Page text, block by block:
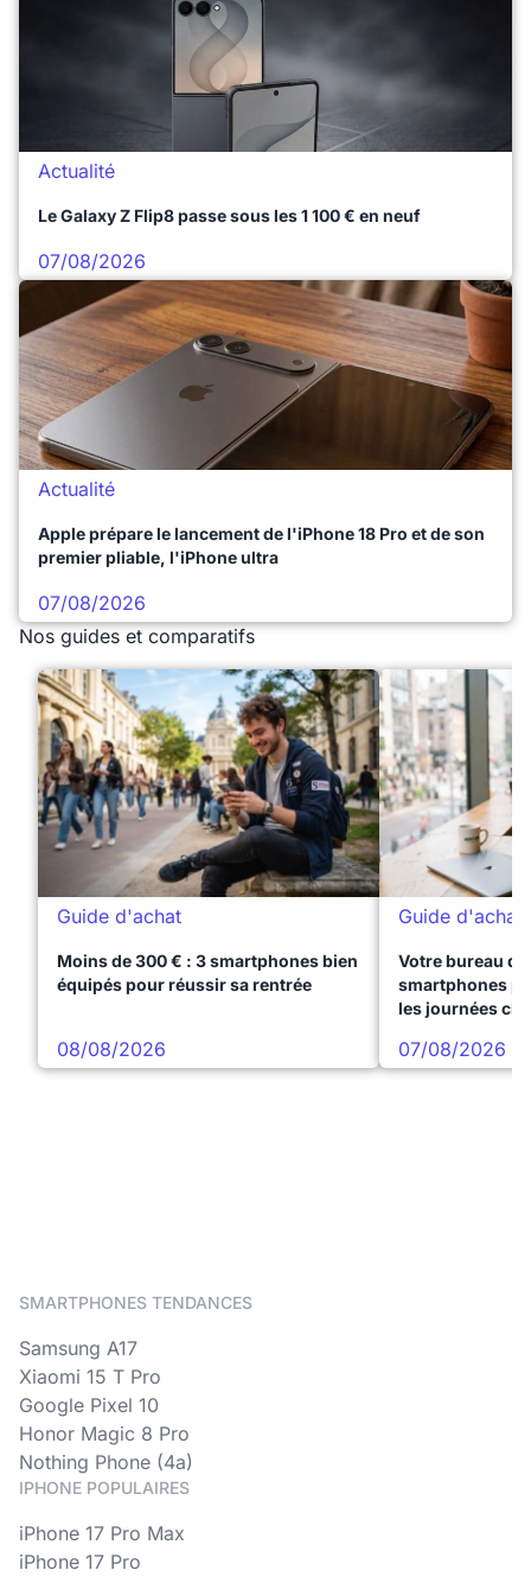
Actualité
Le Galaxy Z Flip8 passe sous les 1 100 € en neuf
07/08/2026
Actualité
Apple prépare le lancement de l'iPhone 18 Pro et de son
premier pliable, l'iPhone ultra
07/08/2026
Nos guides et comparatifs
Guide d'achat
Moins de 300 € : 3 smartphones bien
équipés pour réussir sa rentrée
08/08/2026
Guide d'achat
Votre bureau
smartphones
les journées
07/08/2026
SMARTPHONES TENDANCES
Samsung A17
Xiaomi 15 T Pro
Google Pixel 10
Honor Magic 8 Pro
Nothing Phone (4a)
IPHONE POPULAIRES
iPhone 17 Pro Max
iPhone 17 Pro